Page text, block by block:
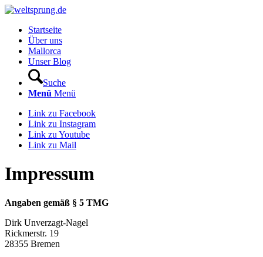
Startseite
Über uns
Mallorca
Unser Blog
Suche
Menü Menü
Link zu Facebook
Link zu Instagram
Link zu Youtube
Link zu Mail
Impressum
Angaben gemäß § 5 TMG
Dirk Unverzagt-Nagel
Rickmerstr. 19
28355 Bremen